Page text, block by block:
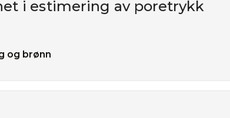
i estimering av poretrykk
og brønn